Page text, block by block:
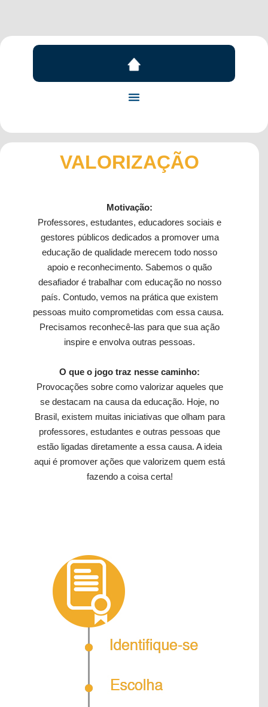
VALORIZAÇÃO
Motivação:
Professores, estudantes, educadores sociais e
gestores públicos dedicados a promover uma
educação de qualidade merecem todo nosso
apoio e reconhecimento. Sabemos o quão
desafiador é trabalhar com educação no nosso
país. Contudo, vemos na prática que existem
pessoas muito comprometidas com essa causa.
Precisamos reconhecê-las para que sua ação
inspire e envolva outras pessoas.
O que o jogo traz nesse caminho:
Provocações sobre como valorizar aqueles que
se destacam na causa da educação. Hoje, no
Brasil, existem muitas iniciativas que olham para
professores, estudantes e outras pessoas que
estão ligadas diretamente a essa causa. A ideia
aqui é promover ações que valorizem quem está
fazendo a coisa certa!